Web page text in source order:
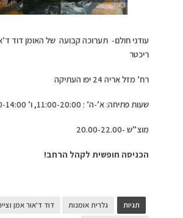
עודני חולם- תערוכה קבועה של האומן דוד
ריכטר
רח’ מזל אריה 24 יפו העתיקה
שעות פתיחה: א’-ה’ : 11:00-20:00, ו’ 11:00-14:00
מוצ”ש -20.00-22.00
הכניסה חופשית לקהל הרחב!
תגיות גלרית אומנות
דוד ד'אור אמן